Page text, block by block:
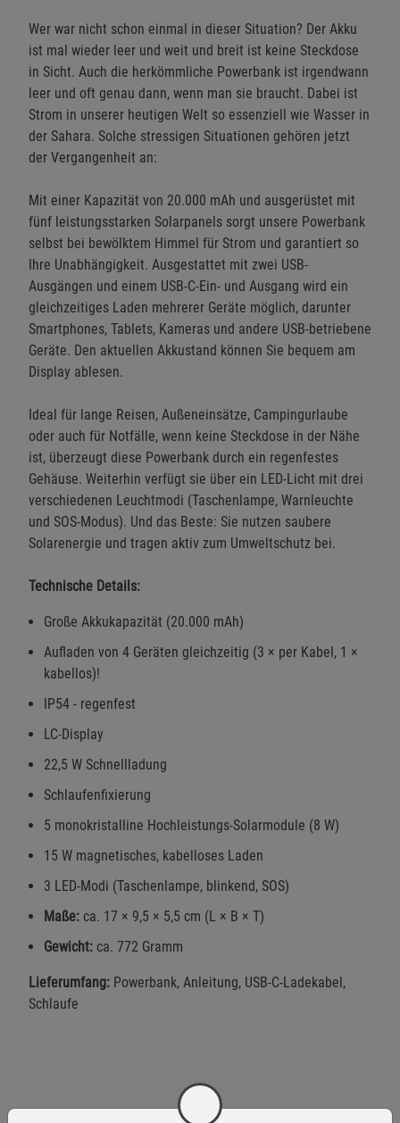
Wer war nicht schon einmal in dieser Situation? Der Akku
ist mal wieder leer und weit und breit ist keine Steckdose
in Sicht. Auch die herkömmliche Powerbank ist irgendwann
leer und oft genau dann, wenn man sie braucht. Dabei ist
Strom in unserer heutigen Welt so essenziell wie Wasser in
der Sahara. Solche stressigen Situationen gehören jetzt
der Vergangenheit an:
Mit einer Kapazität von 20.000 mAh und ausgerüstet mit
fünf leistungsstarken Solarpanels sorgt unsere Powerbank
selbst bei bewölktem Himmel für Strom und garantiert so
Ihre Unabhängigkeit. Ausgestattet mit zwei USB-
Ausgängen und einem USB-C-Ein- und Ausgang wird ein
gleichzeitiges Laden mehrerer Geräte möglich, darunter
Smartphones, Tablets, Kameras und andere USB-betriebene
Geräte. Den aktuellen Akkustand können Sie bequem am
Display ablesen.
Ideal für lange Reisen, Außeneinsätze, Campingurlaube
oder auch für Notfälle, wenn keine Steckdose in der Nähe
ist, überzeugt diese Powerbank durch ein regenfestes
Gehäuse. Weiterhin verfügt sie über ein LED-Licht mit drei
verschiedenen Leuchtmodi (Taschenlampe, Warnleuchte
und SOS-Modus). Und das Beste: Sie nutzen saubere
Solarenergie und tragen aktiv zum Umweltschutz bei.
Technische Details:
Große Akkukapazität (20.000 mAh)
Aufladen von 4 Geräten gleichzeitig (3 × per Kabel, 1 ×
kabellos)!
IP54 - regenfest
LC-Display
22,5 W Schnellladung
Schlaufenfixierung
5 monokristalline Hochleistungs-Solarmodule (8 W)
15 W magnetisches, kabelloses Laden
3 LED-Modi (Taschenlampe, blinkend, SOS)
Maße: ca. 17 × 9,5 × 5,5 cm (L × B × T)
Gewicht: ca. 772 Gramm
Lieferumfang: Powerbank, Anleitung, USB-C-Ladekabel,
Schlaufe